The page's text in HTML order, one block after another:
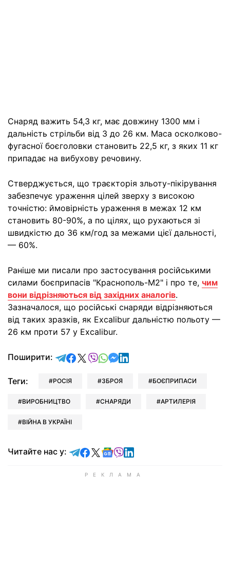
Снаряд важить 54,3 кг, має довжину 1300 мм і
дальність стрільби від 3 до 26 км. Маса осколково-
фугасної боєголовки становить 22,5 кг, з яких 11 кг
припадає на вибухову речовину.
Стверджується, що траєкторія зльоту-пікірування
забезпечує ураження цілей зверху з високою
точністю: ймовірність ураження в межах 12 км
становить 80-90%, а по цілях, що рухаються зі
швидкістю до 36 км/год за межами цієї дальності,
— 60%.
Раніше ми писали про застосування російськими
силами боєприпасів "Краснополь-М2" і про те, чим
вони відрізняються від західних аналогів.
Зазначалося, що російські снаряди відрізняються
від таких зразків, як Excalibur дальністю польоту —
26 км проти 57 у Excalibur.
Поширити: відправити у Telegram
поділитись у Facebook
поділитись у X
відправити у Viber
відправити у Whatsapp
відправити у Messenger
відправити у LinkedIn
Теги: РОСІЯ ЗБРОЯ БОЄПРИПАСИ
ВИРОБНИЦТВО СНАРЯДИ АРТИЛЕРІЯ
ВІЙНА В УКРАЇНІ
Читайте нас у: Читайте у Telegram
Читайте у Facebook
Читайте у X
Читайте у Google news
Читайте у Viber
Читайте у LinkedIn